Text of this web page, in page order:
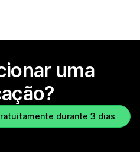
uma
durante 3 dias